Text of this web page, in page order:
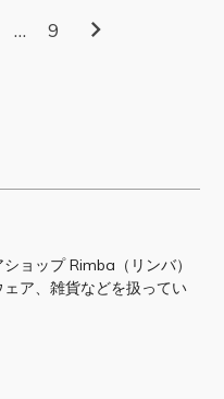
… 9 chevron_right
ョップ Rimba（リンバ）
ア、雑貨などを扱ってい